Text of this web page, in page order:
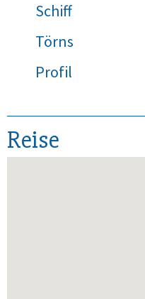
Schiff
Törns
Profil
Reise